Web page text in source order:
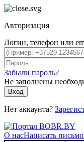
Авторизация
Логин, телефон или
Забыли пароль?
Не заполнены
Вход
Нет аккаунта?
О насНаписать письмо